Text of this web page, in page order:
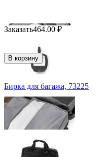
Заказать464.00 ₽
В корзину
Бирка для багажа, 73225